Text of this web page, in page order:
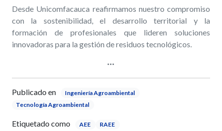
Desde Unicomfacauca reafirmamos nuestro compromiso
con la sostenibilidad, el desarrollo territorial y la
formación de profesionales que lideren soluciones
innovadoras para la gestión de residuos tecnológicos.
Publicado en
Ingeniería Agroambiental
Tecnología Agroambiental
Etiquetado como AEE RAEE